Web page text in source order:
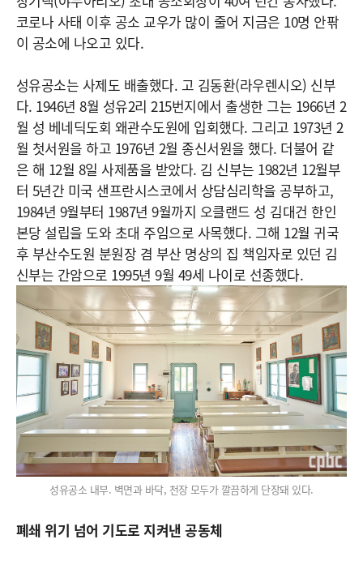
코로나 사태 이후 공소 교우가 많이 줄어 지금은 10명 안팎
이 공소에 나오고 있다.
성유공소는 사제도 배출했다. 고 김동환(라우렌시오) 신부
다. 1946년 8월 성유2리 215번지에서 출생한 그는 1966년 2
월 성 베네딕도회 왜관수도원에 입회했다. 그리고 1973년 2
월 첫서원을 하고 1976년 2월 종신서원을 했다. 더불어 같
은 해 12월 8일 사제품을 받았다. 김 신부는 1982년 12월부
터 5년간 미국 샌프란시스코에서 상담심리학을 공부하고,
1984년 9월부터 1987년 9월까지 오클랜드 성 김대건 한인
본당 설립을 도와 초대 주임으로 사목했다. 그해 12월 귀국
후 부산수도원 분원장 겸 부산 명상의 집 책임자로 있던 김
신부는 간암으로 1995년 9월 49세 나이로 선종했다.
성유공소 내부. 벽면과 바닥, 천장 모두가 깔끔하게 단장돼 있다.
폐쇄 위기 넘어 기도로 지켜낸 공동체